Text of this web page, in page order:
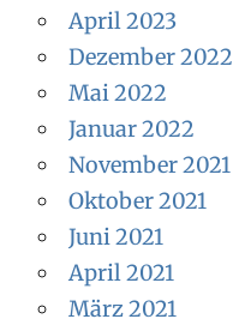
April 2023
Dezember 2022
Mai 2022
Januar 2022
November 2021
Oktober 2021
Juni 2021
April 2021
März 2021